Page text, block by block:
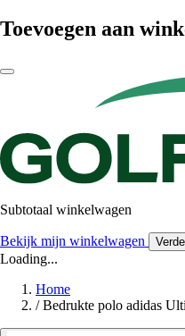
Toevoegen aan
Subtotaal winkelwagen
Bekijk mijn winkelwagen
Loading...
Home
/ Bedrukte polo adidas